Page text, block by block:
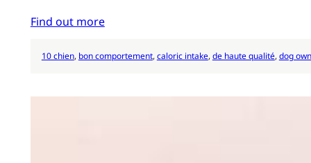
Find out more
10 chien, bon comportement, caloric intake, de haute qualité, dog